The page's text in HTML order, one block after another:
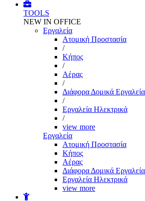
TOOLS
NEW IN OFFICE
Εργαλεία
Aτομική Προστασία
/
Kήπος
/
Αέρας
/
Διάφορα Δομικά
/
Εργαλεία Ηλεκτρικά
/
view more
Εργαλεία
Aτομική Προστασία
Kήπος
Αέρας
Διάφορα Δομικά
Εργαλεία Ηλεκτρικά
view more